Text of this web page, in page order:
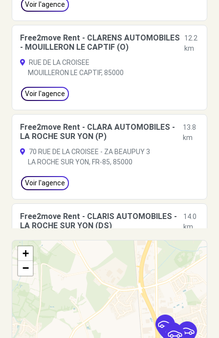
Voir l'agence
Free2move Rent - CLARENS AUTOMOBILES
- MOUILLERON LE CAPTIF (O)
12.2
km
RUE DE LA CROISEE
MOUILLERON LE CAPTIF, 85000
Voir l'agence
Free2move Rent - CLARA AUTOMOBILES -
LA ROCHE SUR YON (P)
13.8
km
70 RUE DE LA CROISEE - ZA BEAUPUY 3
LA ROCHE SUR YON, FR-85, 85000
Voir l'agence
Free2move Rent - CLARIS AUTOMOBILES -
LA ROCHE SUR YON (DS)
14.0
km
76 RUE DE LA CROISEE - ZA BEAUPUY 3
LA ROCHE SUR YON, FR-85, 85000
Voir l'agence
Free2move Rent - CLARIS AUTOMOBILES -
LA ROCHE SUR YON (C)
14.0
km
76 RUE DE LA CROISEE - ZA BEAUPUY 3
+
−